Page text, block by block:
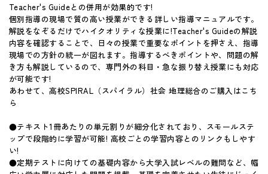
Teacher's Guideとの併用が効果的です!
個別指導の現場で質の高い授業ができる詳しい指導マニュアルです。
解説をなぞるだけでハイクオリティな授業に!Teacher's Guideの解説
内容を確認することで、日々の授業で重要なポイントを押さえ、指導
現場での方針の統一が図れます。指導するべきポイントや、問題の解
き方も解説しているので、専門外の科目・急な振り替え授業にも対応
が可能です!
あわせて、高校SPIRAL（スパイラル）社会 地理総合のご購入はこち
ら
●テキスト1冊あたりの単元割りが細分化されており、スモールステ
ップで段階的に学習が可能! 高校ごとの学習内容とのリンクもしやす
い!
●定期テストに向けての基礎内容から大学入試レベルの難問など、幅